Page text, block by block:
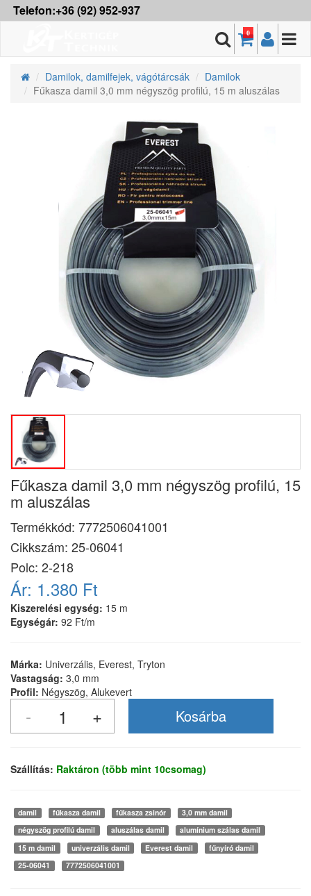
Telefon:+36 (92) 952-937
0
Damilok, damilfejek, vágótárcsák
Damilok
Fűkasza damil 3,0 mm négyszög profilú, 15 m aluszálas
Fűkasza damil 3,0 mm négyszög profilú, 15
m aluszálas
Termékkód: 7772506041001
Cikkszám: 25-06041
Polc: 2-218
Ár: 1.380 Ft
Kiszerelési egység: 15 m
Egységár: 92 Ft/m
Márka: Univerzális, Everest, Tryton
Vastagság: 3,0 mm
Profil: Négyszög, Alukevert
Szállítás: Raktáron (több mint 10csomag)
damil fűkasza damil fűkasza zsinór
3,0 mm damil
négyszög profilú damil
aluszálas damil
alumínium szálas damil
15 m damil
univerzális damil Everest damil
fűnyíró damil
25-06041
7772506041001